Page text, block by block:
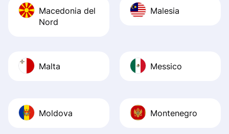
Macedonia del
Nord
Malesia
Malta Messico
Moldova Montenegro